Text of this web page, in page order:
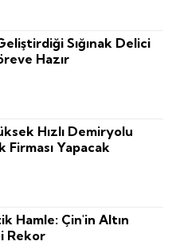
Sığınak Delici
Hazır
Hızlı Demiryolu
Firması Yapacak
Hamle: Çin'in Altın
Rekor